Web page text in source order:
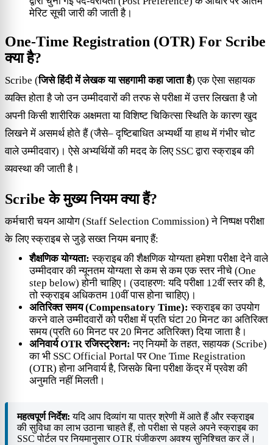
मेरिट सूची जारी की जाती है।
One-Time Registration (OTR) For Scribe
क्या है?
Scribe (जिसे हिंदी में लेखक या सहगामी कहा जाता है) एक ऐसा सहायक
व्यक्ति होता है जो उन उम्मीदवारों की तरफ से परीक्षा में उत्तर लिखता है जो
अपनी किसी शारीरिक अक्षमता या विशिष्ट चिकित्सा स्थिति के कारण खुद
लिखने में असमर्थ होते हैं (जैसे– दृष्टिबाधित अभ्यर्थी या हाथ में गंभीर चोट
वाले उम्मीदवार)। ऐसे अभ्यर्थियों की मदद के लिए SSC द्वारा स्क्राइब की
व्यवस्था की जाती है।
Scribe के मुख्य नियम क्या हैं?
कर्मचारी चयन आयोग (Staff Selection Commission) ने निष्पक्ष परीक्षा
के लिए स्क्राइब से जुड़े सख्त नियम बनाए हैं:
शैक्षणिक योग्यता: स्क्राइब की शैक्षणिक योग्यता हमेशा परीक्षा देने वाले
उम्मीदवार की न्यूनतम योग्यता से कम से कम एक स्तर नीचे (One
step below) होनी चाहिए। (उदाहरण: यदि परीक्षा 12वीं स्तर की है,
तो स्क्राइब अधिकतम 10वीं पास होना चाहिए)।
अतिरिक्त समय (Compensatory Time): स्क्राइब का उपयोग
करने वाले उम्मीदवारों को परीक्षा में प्रति घंटा 20 मिनट का अतिरिक्त
समय (प्रति 60 मिनट पर 20 मिनट अतिरिक्त) दिया जाता है।
अनिवार्य OTR रजिस्ट्रेशन: नए नियमों के तहत, सहायक (Scribe)
का भी SSC Official Portal पर One Time Registration
(OTR) होना अनिवार्य है, जिसके बिना परीक्षा केंद्र में प्रवेश की
अनुमति नहीं मिलती।
महत्वपूर्ण निर्देश: यदि आप दिव्यांग या पात्र श्रेणी में आते हैं और स्क्राइब
की सुविधा का लाभ उठाना चाहते हैं, तो परीक्षा से पहले अपने स्क्राइब का
SSC पोर्टल पर नियमानुसार OTR पंजीकरण अवश्य सुनिश्चित कर लें।